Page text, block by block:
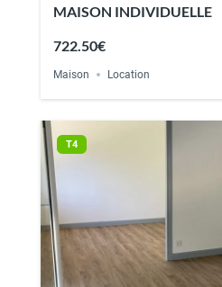
MAISON INDIVIDUELLE
722.50€
Maison Location
T4